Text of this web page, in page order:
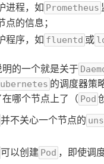
进程，如 Prometheus
的信息；
程序，如 fluentd 或
的一个就是关于
的调度器策
哪个节点上了（ Pod
并不关心一个节点的
可以创建 Pod ，即使调